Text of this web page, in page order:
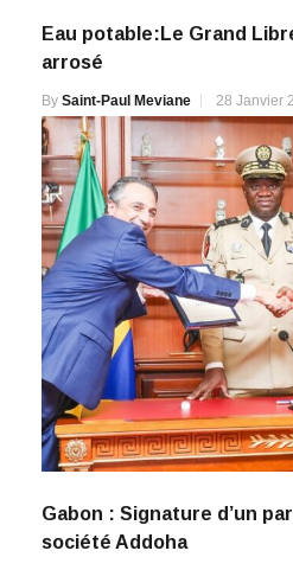
Eau potable:Le Grand
arrosé
By Saint-Paul Meviane 28 Janvier
Gabon : Signature d’un
société Addoha